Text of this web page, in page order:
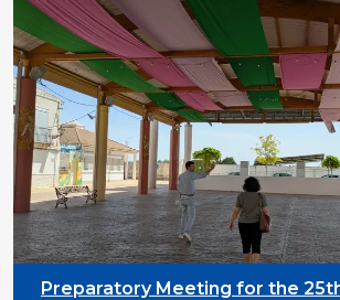
Preparatory Meeting for the